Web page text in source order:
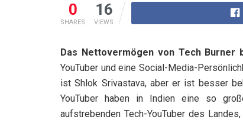
0
SHARES
16
VIEWS
Das Nettovermögen von Tech
YouTuber und eine Social-Media-
ist Shlok Srivastava, aber er ist besser
YouTuber haben in Indien eine so
aufstrebenden Tech-YouTuber des